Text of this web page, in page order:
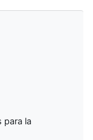
para la